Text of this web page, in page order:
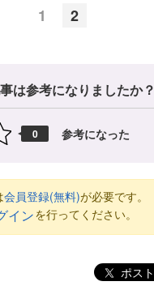
1 2
は参考になりましたか？
0 参考になった
会員登録(無料)が必要です。
インを行ってください。
ポスト